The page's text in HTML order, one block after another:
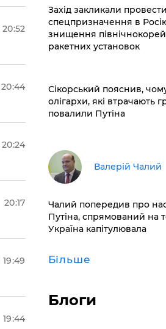
20:52
20:44
20:24
20:17
19:49
19:44
​Захід закликали
спецпризначення в
знищення
ракетних установок
​Сікорський пояснив,
олігархи, які втрачають
повалили Путіна
Валерій Чалий
​Чалий попередив про
Путіна, спрямований на
Україна капітулювала
Більше
Блоги